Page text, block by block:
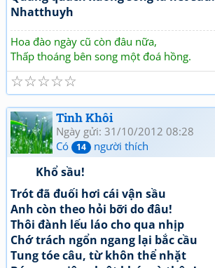
Nhatthuyh
Hoa đào ngày cũ còn đâu nữa,
Thấp thoáng bên song một đoá hồng.
☆
☆
☆
☆
☆
Tinh Khôi
Ngày gửi: 31/10/2012 08:28
Có
14 người thích
Khổ sầu!
Trót đã đuối hơi cái vận sầu
Anh còn theo hỏi bỡi do đâu!
Thôi đành lếu láo cho qua nhịp
Chớ trách ngổn ngang lại bắc cầu
Tung tóe câu, từ khôn thể nhặt